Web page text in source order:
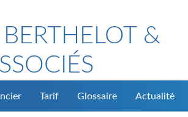
BERTHELOT &
Tarif Glossaire Actualité